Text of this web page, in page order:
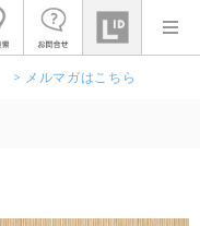
> メルマガはこちら